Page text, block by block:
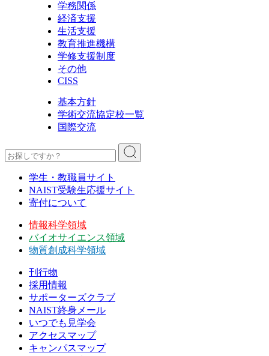
学務関係
経済支援
生活支援
教育推進機構
学修支援制度
その他
CISS
基本方針
学術交流協定校一覧
国際交流
学生・教職員サイト
NAIST受験生応援サイト
寄付について
情報科学領域
バイオサイエンス領域
物質創成科学領域
刊行物
採用情報
サポーターズクラブ
NAIST終身メール
いつでも見学会
アクセスマップ
キャンパスマップ